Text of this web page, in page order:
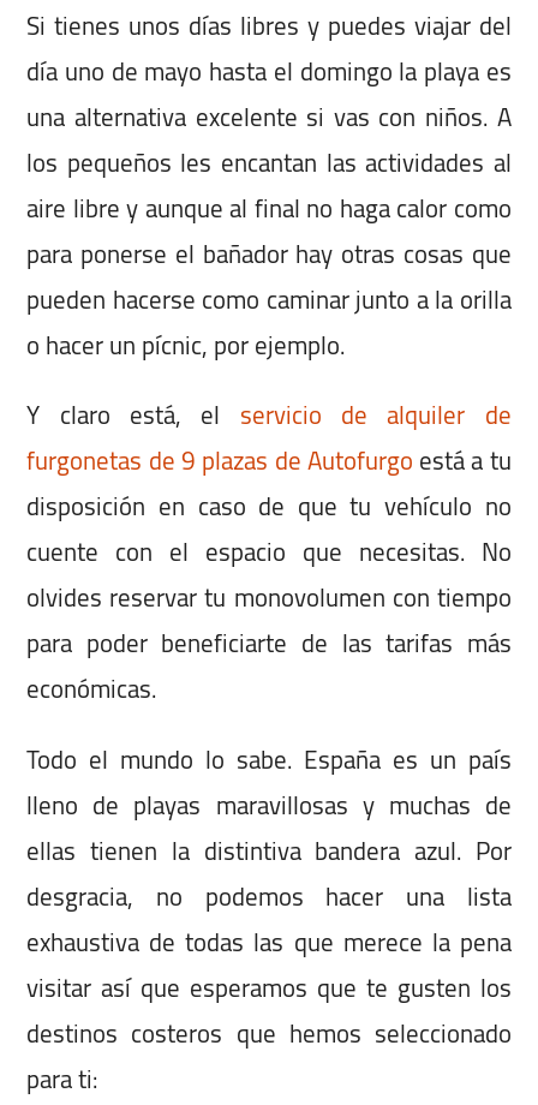
Si tienes unos días libres y puedes viajar del
día uno de mayo hasta el domingo la playa es
una alternativa excelente si vas con niños. A
los pequeños les encantan las actividades al
aire libre y aunque al final no haga calor como
para ponerse el bañador hay otras cosas que
pueden hacerse como caminar junto a la orilla
o hacer un pícnic, por ejemplo.
Y claro está, el servicio de alquiler de
furgonetas de 9 plazas de Autofurgoestá a tu
disposición en caso de que tu vehículo no
cuente con el espacio que necesitas. No
olvides reservar tu monovolumen con tiempo
para poder beneficiarte de las tarifas más
económicas.
Todo el mundo lo sabe. España es un país
lleno de playas maravillosas y muchas de
ellas tienen la distintiva bandera azul. Por
desgracia, no podemos hacer una lista
exhaustiva de todas las que merece la pena
visitar así que esperamos que te gusten los
destinos costeros que hemos seleccionado
para ti: